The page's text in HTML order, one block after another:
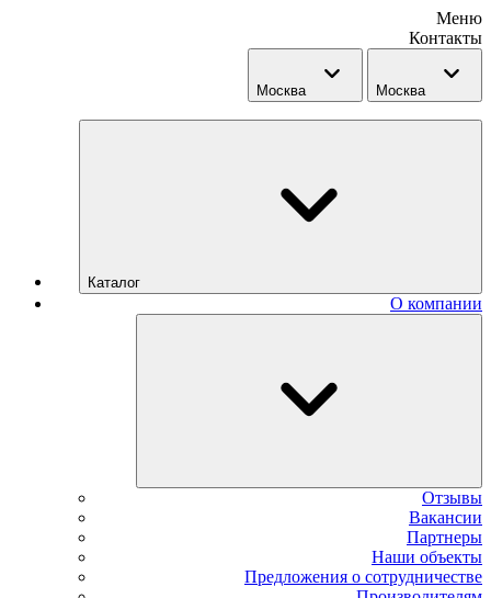
Меню
Контакты
Москва Москва
Каталог
О компании
Отзывы
Вакансии
Партнеры
Наши объекты
Предложения о сотрудничестве